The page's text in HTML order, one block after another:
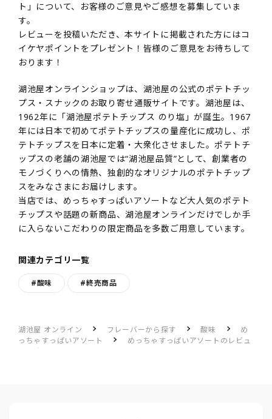
ト」について、お客様のご意見やご感想を募集していま
す。
レビューを投稿いただき、本サイトに掲載された方にはコ
イケヤポイントをプレゼント！皆様のご意見をお待ちして
おります！
湖池屋オンラインショップは、湖池屋の公式のポテトチッ
プス・スナックのお取り寄せ通販サイトです。湖池屋は、
1962年に「湖池屋ポテトチップス のり塩」が誕生。1967
年には日本で初めてポテトチップスの量産化に成功し、ポ
テトチップスを日本に定着・大衆化させました。ポテトチ
ップスの老舗の湖池屋では“湖池屋品質”として、創業者の
モノづくりへの情熱、独創的なオリジナルのポテトチップ
スをみなさまにお届けします。
当店では、めっちゃすっぱいアソートなど大人気のポテト
チップスや話題の新商品、湖池屋オンラインだけでしか手
に入らないこだわりの限定商品を多数ご用意しています。
関連カテゴリ一覧
#酸味 #終売商品
湖池屋 オンライン フレーバーから探す 酸味
め
っちゃすっぱいアソート
めっちゃすっぱいアソートのレビュ